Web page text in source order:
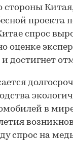
стороны
проекта
спрос
оценке
и достигнет
в
спрос на